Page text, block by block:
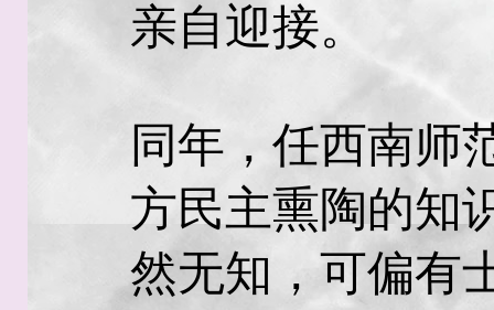
亲自迎接。
同年，任西南师
方民主熏陶的知
然无知，可偏有